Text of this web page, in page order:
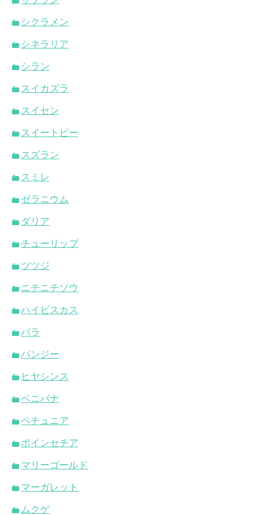
シクラメン
シネラリア
シラン
スイカズラ
スイセン
スイートピー
スズラン
スミレ
ゼラニウム
ダリア
チューリップ
ツツジ
ニチニチソウ
ハイビスカス
バラ
パンジー
ヒヤシンス
ベニバナ
ペチュニア
ポインセチア
マリーゴールド
マーガレット
ムクゲ